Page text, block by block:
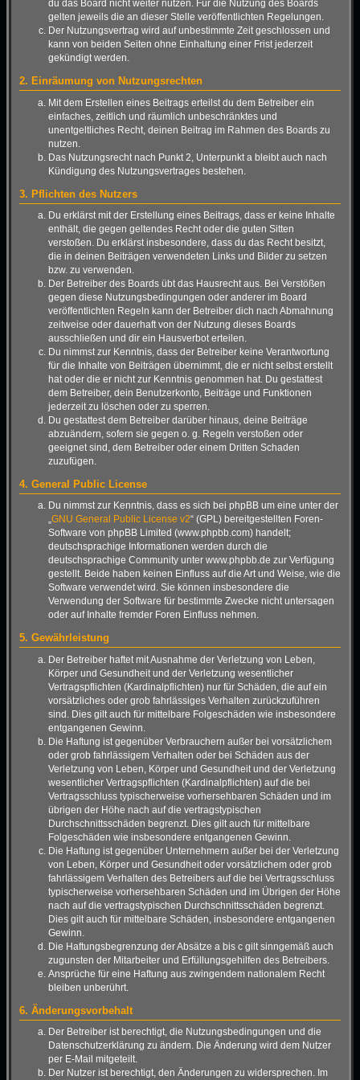
du das Board nicht weiter nutzen. Für die Nutzung des Boards
gelten jeweils die an dieser Stelle veröffentlichten Regelungen.
Der Nutzungsvertrag wird auf unbestimmte Zeit geschlossen und
kann von beiden Seiten ohne Einhaltung einer Frist jederzeit
gekündigt werden.
2. Einräumung von Nutzungsrechten
Mit dem Erstellen eines Beitrags erteilst du dem Betreiber ein
einfaches, zeitlich und räumlich unbeschränktes und
unentgeltliches Recht, deinen Beitrag im Rahmen des Boards zu
nutzen.
Das Nutzungsrecht nach Punkt 2, Unterpunkt a bleibt auch nach
Kündigung des Nutzungsvertrages bestehen.
3. Pflichten des Nutzers
Du erklärst mit der Erstellung eines Beitrags, dass er keine Inhalte
enthält, die gegen geltendes Recht oder die guten Sitten
verstoßen. Du erklärst insbesondere, dass du das Recht besitzt,
die in deinen Beiträgen verwendeten Links und Bilder zu setzen
bzw. zu verwenden.
Der Betreiber des Boards übt das Hausrecht aus. Bei Verstößen
gegen diese Nutzungsbedingungen oder anderer im Board
veröffentlichten Regeln kann der Betreiber dich nach Abmahnung
zeitweise oder dauerhaft von der Nutzung dieses Boards
ausschließen und dir ein Hausverbot erteilen.
Du nimmst zur Kenntnis, dass der Betreiber keine Verantwortung
für die Inhalte von Beiträgen übernimmt, die er nicht selbst erstellt
hat oder die er nicht zur Kenntnis genommen hat. Du gestattest
dem Betreiber, dein Benutzerkonto, Beiträge und Funktionen
jederzeit zu löschen oder zu sperren.
Du gestattest dem Betreiber darüber hinaus, deine Beiträge
abzuändern, sofern sie gegen o. g. Regeln verstoßen oder
geeignet sind, dem Betreiber oder einem Dritten Schaden
zuzufügen.
4. General Public License
Du nimmst zur Kenntnis, dass es sich bei phpBB um eine unter der
„GNU General Public License v2“ (GPL) bereitgestellten Foren-
Software von phpBB Limited (www.phpbb.com) handelt;
deutschsprachige Informationen werden durch die
deutschsprachige Community unter www.phpbb.de zur Verfügung
gestellt. Beide haben keinen Einfluss auf die Art und Weise, wie die
Software verwendet wird. Sie können insbesondere die
Verwendung der Software für bestimmte Zwecke nicht untersagen
oder auf Inhalte fremder Foren Einfluss nehmen.
5. Gewährleistung
Der Betreiber haftet mit Ausnahme der Verletzung von Leben,
Körper und Gesundheit und der Verletzung wesentlicher
Vertragspflichten (Kardinalpflichten) nur für Schäden, die auf ein
vorsätzliches oder grob fahrlässiges Verhalten zurückzuführen
sind. Dies gilt auch für mittelbare Folgeschäden wie insbesondere
entgangenen Gewinn.
Die Haftung ist gegenüber Verbrauchern außer bei vorsätzlichem
oder grob fahrlässigem Verhalten oder bei Schäden aus der
Verletzung von Leben, Körper und Gesundheit und der Verletzung
wesentlicher Vertragspflichten (Kardinalpflichten) auf die bei
Vertragsschluss typischerweise vorhersehbaren Schäden und im
übrigen der Höhe nach auf die vertragstypischen
Durchschnittsschäden begrenzt. Dies gilt auch für mittelbare
Folgeschäden wie insbesondere entgangenen Gewinn.
Die Haftung ist gegenüber Unternehmern außer bei der Verletzung
von Leben, Körper und Gesundheit oder vorsätzlichem oder grob
fahrlässigem Verhalten des Betreibers auf die bei Vertragsschluss
typischerweise vorhersehbaren Schäden und im Übrigen der Höhe
nach auf die vertragstypischen Durchschnittsschäden begrenzt.
Dies gilt auch für mittelbare Schäden, insbesondere entgangenen
Gewinn.
Die Haftungsbegrenzung der Absätze a bis c gilt sinngemäß auch
zugunsten der Mitarbeiter und Erfüllungsgehilfen des Betreibers.
Ansprüche für eine Haftung aus zwingendem nationalem Recht
bleiben unberührt.
6. Änderungsvorbehalt
Der Betreiber ist berechtigt, die Nutzungsbedingungen und die
Datenschutzerklärung zu ändern. Die Änderung wird dem Nutzer
per E-Mail mitgeteilt.
Der Nutzer ist berechtigt, den Änderungen zu widersprechen. Im